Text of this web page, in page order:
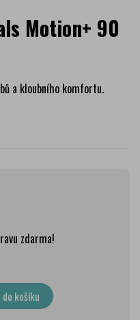
Motion+ 90
a kloubního komfortu.
zdarma!
zdarma
79 Kč
košíku